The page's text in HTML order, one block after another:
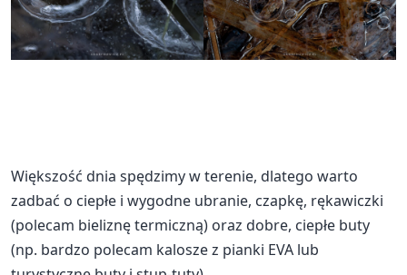
Większość dnia spędzimy w terenie, dlatego warto
zadbać o ciepłe i wygodne ubranie, czapkę, rękawiczki
(polecam bieliznę termiczną) oraz dobre, ciepłe buty
(np. bardzo polecam kalosze z pianki EVA lub